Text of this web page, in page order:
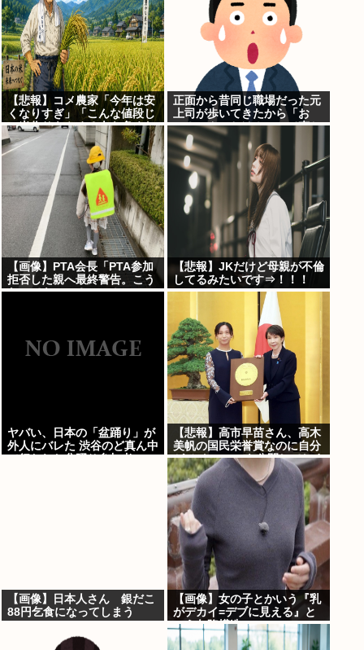
【悲報】コメ農家「今年は安
くなりすぎ」「こんな値段じ
ゃ米作りをやめる人も多くな
るんじゃないかな?」
正面から昔同じ職場だった元
上司が歩いてきたから「お
～！こんにちは！」って声か
けたんや
【画像】PTA会長「PTA参加
拒否した親へ最終警告。こう
なってもいい？」⇒！
【悲報】JKだけど母親が不倫
してるみたいです⇒！！！
ヤバい、日本の「盆踊り」が
外人にバレた 渋谷のど真ん中
【悲報】高市早苗さん、高木
美帆の国民栄誉賞なのに自分
がメインのPVを公開してしま
う
【画像】日本人さん 銀だこ
88円乞食になってしまう
【画像】女の子とかいう『乳
がデカイ=デブに見える』と
いう欠陥構造www